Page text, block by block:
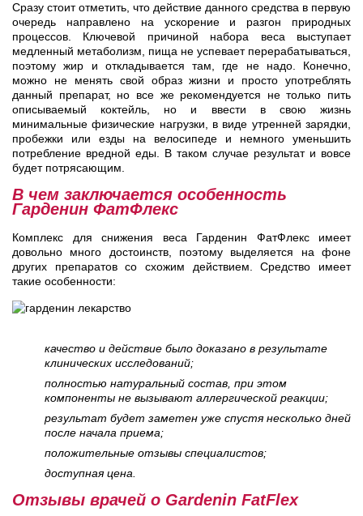
Сразу стоит отметить, что действие данного средства в первую
очередь направлено на ускорение и разгон природных
процессов. Ключевой причиной набора веса выступает
медленный метаболизм, пища не успевает перерабатываться,
поэтому жир и откладывается там, где не надо. Конечно,
можно не менять свой образ жизни и просто употреблять
данный препарат, но все же рекомендуется не только пить
описываемый коктейль, но и ввести в свою жизнь
минимальные физические нагрузки, в виде утренней зарядки,
пробежки или езды на велосипеде и немного уменьшить
потребление вредной еды. В таком случае результат и вовсе
будет потрясающим.
В чем заключается особенность
Гарденин ФатФлекс
Комплекс для снижения веса Гарденин ФатФлекс имеет
довольно много достоинств, поэтому выделяется на фоне
других препаратов со схожим действием. Средство имеет
такие особенности:
качество и действие было доказано в результате
клинических исследований;
полностью натуральный состав, при этом
компоненты не вызывают аллергической реакции;
результат будет заметен уже спустя несколько дней
после начала приема;
положительные отзывы специалистов;
доступная цена.
Отзывы врачей о Gardenin FatFlex